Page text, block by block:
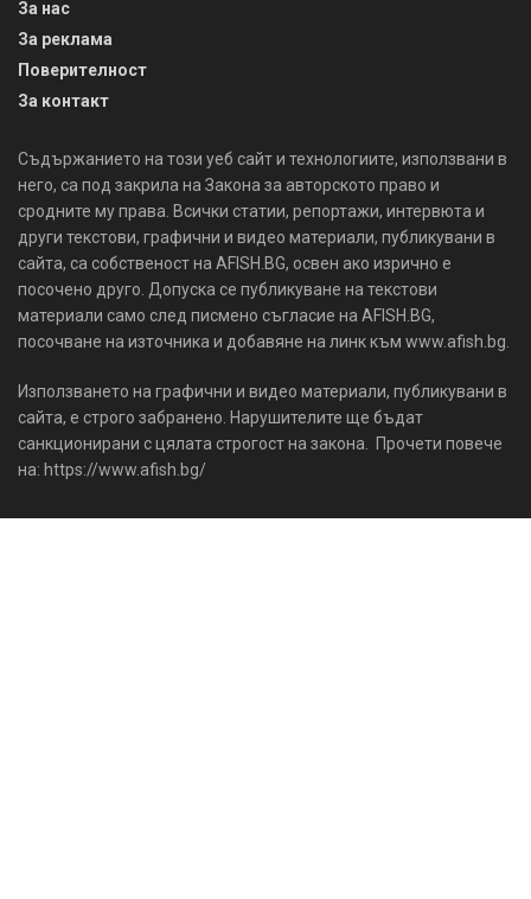
За нас
За реклама
Поверителност
За контакт
Съдържанието на този уеб сайт и технологиите, използвани в
него, са под закрила на Закона за авторското право и
сродните му права. Всички статии, репортажи, интервюта и
други текстови, графични и видео материали, публикувани в
сайта, са собственост на AFISH.BG, освен ако изрично е
посочено друго. Допуска се публикуване на текстови
материали само след писмено съгласие на AFISH.BG,
посочване на източника и добавяне на линк към www.afish.bg.
Използването на графични и видео материали, публикувани в
сайта, е строго забранено. Нарушителите ще бъдат
санкционирани с цялата строгост на закона. Прочети повече
на: https://www.afish.bg/